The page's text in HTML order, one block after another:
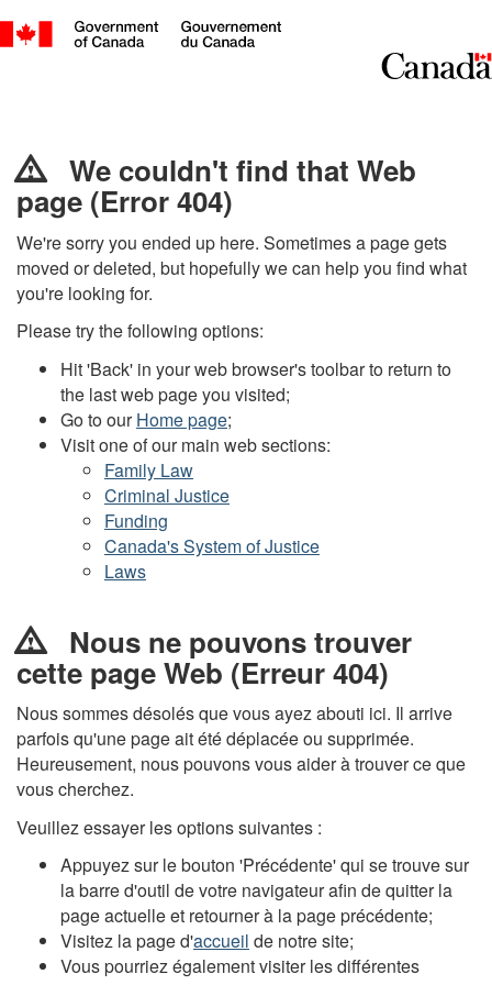
couldn't
find
that
Web
page
(Error
404)
Nous
pouvons
trouver
cette
page
Web
(Erreur
404)
We couldn't find that Web
page (Error 404)
We're sorry you ended up here. Sometimes a page gets
moved or deleted, but hopefully we can help you find what
you're looking for.
Please try the following options:
Hit 'Back' in your web browser's toolbar to return to
the last web page you visited;
Go to ourHome page;
Visit one of our main web sections:
Family Law
Criminal Justice
Funding
Canada's System of Justice
Laws
Nous ne pouvons trouver
cette page Web (Erreur 404)
Nous sommes désolés que vous ayez abouti ici. Il arrive
parfois qu'une page ait été déplacée ou supprimée.
Heureusement, nous pouvons vous aider à trouver ce que
vous cherchez.
Veuillez essayer les options suivantes :
Appuyez sur le bouton 'Précédente' qui se trouve sur
la barre d'outil de votre navigateur afin de quitter la
page actuelle et retourner à la page précédente;
Visitez la page d'accueil de notre site;
Vous pourriez également visiter les différentes